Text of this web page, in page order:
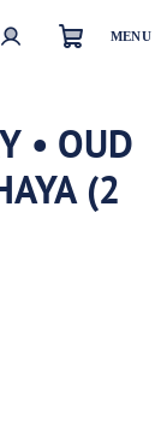
košík
• OUD
(2